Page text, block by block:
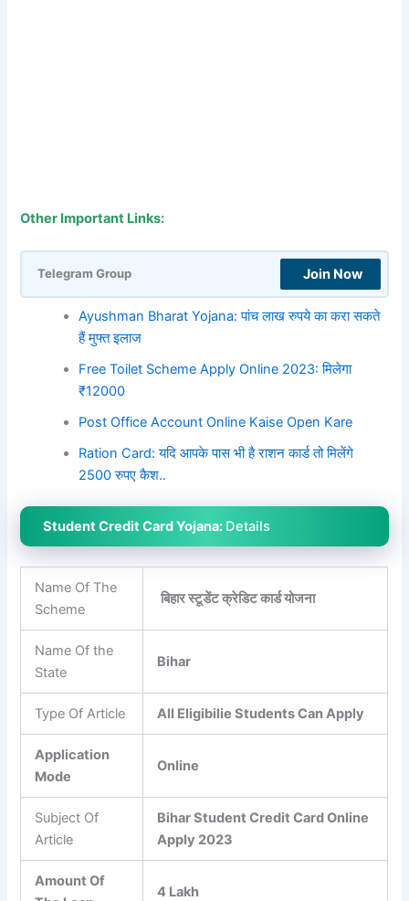
Other Important Links:
Telegram Group Join Now
Ayushman Bharat Yojana: पांच लाख रुपये का करा सकते
हैं मुफ्त इलाज
Free Toilet Scheme Apply Online 2023: मिलेगा
₹12000
Post Office Account Online Kaise Open Kare
Ration Card: यदि आपके पास भी है राशन कार्ड तो मिलेंगे
2500 रुपए कैश..
Student Credit Card Yojana: Details
Name Of The
Scheme
बिहार स्टूडेंट क्रेडिट कार्ड योजना
Name Of the
State
Bihar
Type Of Article All Eligibilie Students Can Apply
Application
Mode
Online
Subject Of
Article
Bihar Student Credit Card Online
Apply 2023
Amount Of
4 Lakh